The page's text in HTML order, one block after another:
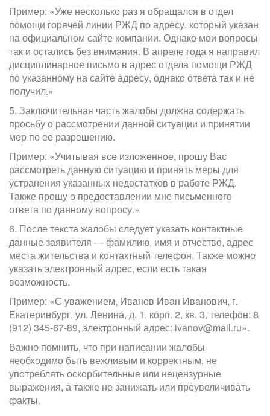
Пример: «Уже несколько раз я обращался в отдел
помощи горячей линии РЖД по адресу, который указан
на официальном сайте компании. Однако мои вопросы
так и остались без внимания. В апреле года я направил
дисциплинарное письмо в адрес отдела помощи РЖД
по указанному на сайте адресу, однако ответа так и не
получил.»
5. Заключительная часть жалобы должна содержать
просьбу о рассмотрении данной ситуации и принятии
мер по ее разрешению.
Пример: «Учитывая все изложенное, прошу Вас
рассмотреть данную ситуацию и принять меры для
устранения указанных недостатков в работе РЖД.
Также прошу о предоставлении мне письменного
ответа по данному вопросу.»
6. После текста жалобы следует указать контактные
данные заявителя — фамилию, имя и отчество, адрес
места жительства и контактный телефон. Также можно
указать электронный адрес, если есть такая
возможность.
Пример: «С уважением, Иванов Иван Иванович, г.
Екатеринбург, ул. Ленина, д. 1, корп. 2, кв. 3, телефон: 8
(912) 345-67-89, электронный адрес: ivanov@mail.ru».
Важно помнить, что при написании жалобы
необходимо быть вежливым и корректным, не
употреблять оскорбительные или нецензурные
выражения, а также не занижать или преувеличивать
факты.